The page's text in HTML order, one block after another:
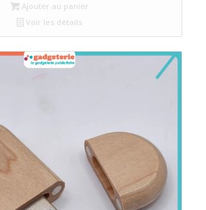
Ajouter au panier
Voir les détails